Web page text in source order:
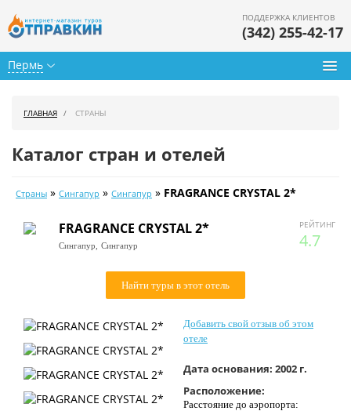
Пермь
ПОДДЕРЖКА КЛИЕНТОВ
(342) 255-42-17
Календарь туров
Цены дня
О нас
Контакты
ГЛАВНАЯ СТРАНЫ
Каталог стран и отелей
Страны » Сингапур » Сингапур » FRAGRANCE CRYSTAL 2*
РЕЙТИНГ
4.7
FRAGRANCE CRYSTAL 2*
Сингапур, Сингапур
Найти туры в этот отель
Добавить свой отзыв об этом
отеле
Дата основания: 2002 г.
Расположение:
Расстояние до аэропорта: